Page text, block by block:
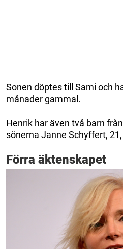
Sonen döptes till Sami och
månader gammal.
Henrik har även två barn
sönerna Janne Schyffert,
Förra äktenskapet